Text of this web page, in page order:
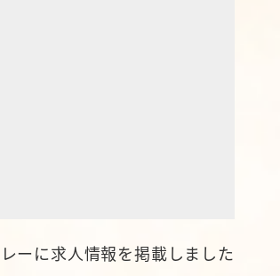
ーに求人情報を掲載しました